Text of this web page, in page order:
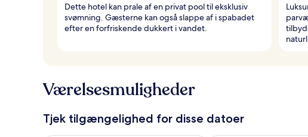
Dette hotel kan prale af en privat pool til eksklusiv
svømning. Gæsterne kan også slappe af i spabadet
efter en forfriskende dukkert i vandet.
Værelsesmuligheder
Tjek tilgængelighed for disse datoer